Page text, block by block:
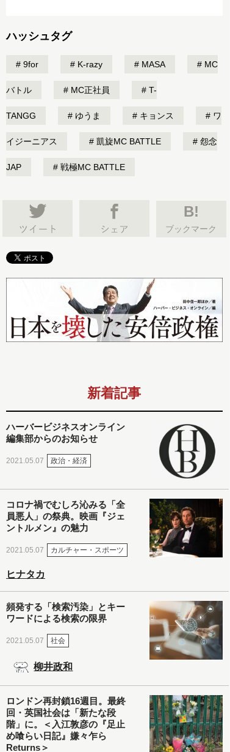
ハッシュタグ
9for K-razy MASA MC
バトル MC正社員 T-
TANGG ゆうま キョンス ワ
イジーニアス 凱旋MC BATTLE 怨念
JAP 戦極MC BATTLE
B!
ブックマーク
新着記事
ハーバービジネスオンライン
編集部からのお知らせ
2021.05.07 政治・経済
コロナ禍でむしろ沁みる「全
員悪人」の祭典。映画『ジェ
ントルメン』の魅力
2021.05.07 カルチャー・スポーツ
ヒナタカ
頻発する「検索汚染」とキー
ワードによる検索の限界
2021.05.07 社会
柳井政和
ロンドン再封鎖16週目。最終
回・英国社会は「新たな段
階」に。＜入江敦彦の『足止
め喰らい日記』嫌々乍ら
Returns＞